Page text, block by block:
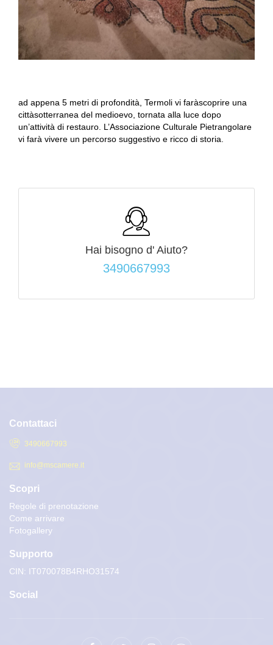
ad appena 5 metri di profondità, Termoli vi faràscoprire una
cittàsotterranea del medioevo, tornata alla luce dopo
un’attività di restauro. L’Associazione Culturale Pietrangolare
vi farà vivere un percorso suggestivo e ricco di storia.
Hai bisogno d' Aiuto?
3490667993
Contattaci
3490667993
info@mscamere.it
Scopri
Regole di prenotazione
Come arrivare
Fotogallery
Supporto
CIN: IT070078B4RHO31574
Social